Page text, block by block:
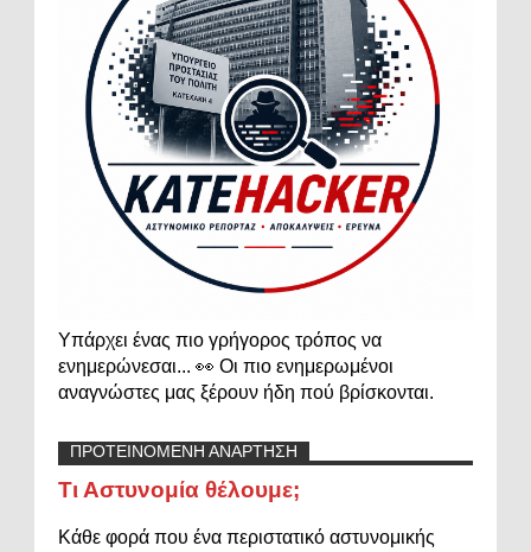
Υπάρχει ένας πιο γρήγορος τρόπος να
ενημερώνεσαι... 👀 Οι πιο ενημερωμένοι
αναγνώστες μας ξέρουν ήδη πού βρίσκονται.
ΠΡΟΤΕΙΝΟΜΕΝΗ ΑΝΑΡΤΗΣΗ
Τι Αστυνομία θέλουμε;
Κάθε φορά που ένα περιστατικό αστυνομικής